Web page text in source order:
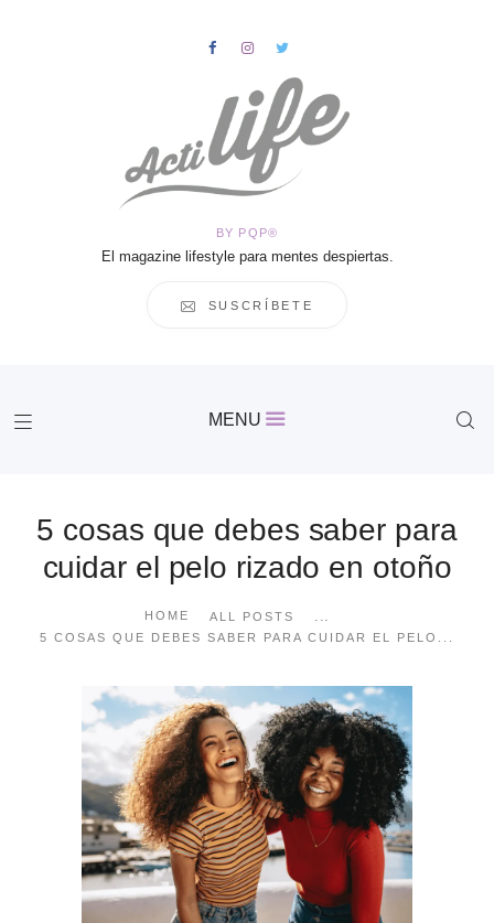
BY PQP®
El magazine lifestyle para mentes despiertas.
SUSCRÍBETE
MENU
5 cosas que debes saber para
cuidar el pelo rizado en otoño
HOME ALL POSTS ...
5 COSAS QUE DEBES SABER PARA CUIDAR EL PELO...
HOME
Salud